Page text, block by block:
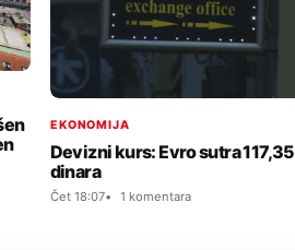
EKONOMIJA
Devizni kurs: Evro sutra 117,35
dinara
Čet 18:07 1 komentara